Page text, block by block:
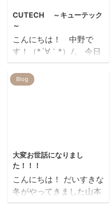
方も多くなるように思え
ます。 ヘアドネーショ
ンも、髪型を変えるには
いいタイミングだと思い
ます。 でも、ヘアドネー
ショートボブだったり"(-
CUTECH ～キューテック
～
こんにちは！ 中野で
す！（*´∀｀*）ﾉ。 今日
は REIRの新しいトリー
トメントCUTECH(キュ
ーテック）の紹介をした
ューティクルを強化する
と。。。 髪のハリ・ツ
ヤ・指通りが変わる カラ
ーやパーマのもちがよく
Blog
大変お世話になりまし
た！！！
こんにちは！ だいすきな
冬がやってきました山本
です(*´∀｀) 突然です